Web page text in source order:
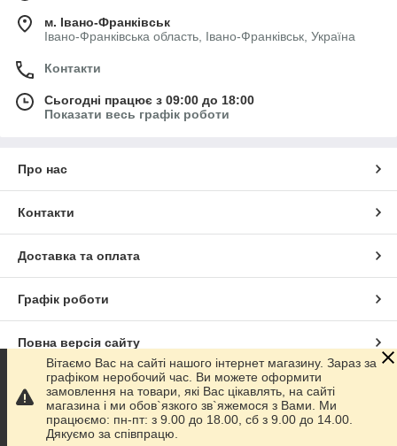
м. Івано-Франківськ
Івано-Франківська область, Івано-Франківськ, Україна
Контакти
Сьогодні працює з 09:00 до 18:00
Показати весь графік роботи
Про нас
Контакти
Доставка та оплата
Графік роботи
Повна версія сайту
Сайт створено на маркетплейсіProm.ua
Політика конфіденційності
Вітаємо Вас на сайті нашого інтернет магазину. Зараз за
графіком неробочий час. Ви можете оформити
замовлення на товари, які Вас цікавлять, на сайті
магазина і ми обов`язкого зв`яжемося з Вами. Ми
працюємо: пн-пт: з 9.00 до 18.00, сб з 9.00 до 14.00.
Дякуємо за співпрацю.